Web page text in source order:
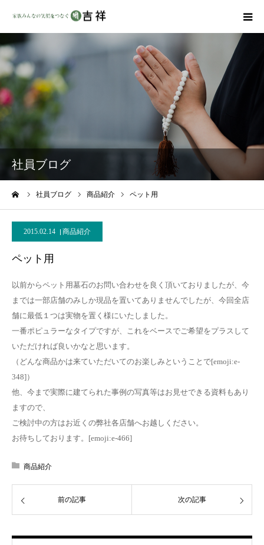
社員ブログ
社員ブログ 商品紹介 ペット用
2015.02.14 商品紹介
ペット用
以前からペット用墓石のお問い合わせを良く頂いておりましたが、今
までは一部店舗のみしか現品を置いてありませんでしたが、今回全店
舗に最低１つは実物を置く様にいたしました。
一番ポピュラーなタイプですが、これをベースでご希望をプラスして
いただければ良いかなと思います。
（どんな商品かは来ていただいてのお楽しみということで[emoji:e-
348]）
他、今まで実際に建てられた事例の写真等はお見せできる資料もあり
ますので、
ご検討中の方はお近くの弊社各店舗へお越しください。
お待ちしております。[emoji:e-466]
商品紹介
前の記事 次の記事
商品ラインナップ
墓地・霊園を探す
吉祥の特徴